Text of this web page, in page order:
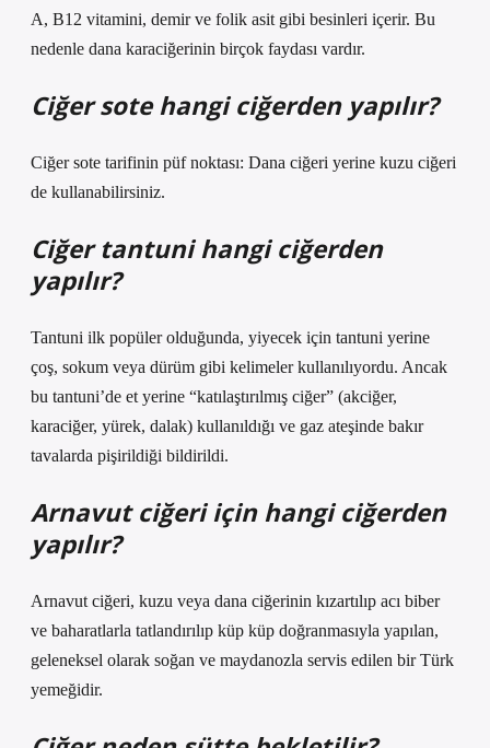
A, B12 vitamini, demir ve folik asit gibi besinleri içerir. Bu
nedenle dana karaciğerinin birçok faydası vardır.
Ciğer sote hangi ciğerden yapılır?
Ciğer sote tarifinin püf noktası: Dana ciğeri yerine kuzu ciğeri
de kullanabilirsiniz.
Ciğer tantuni hangi ciğerden
yapılır?
Tantuni ilk popüler olduğunda, yiyecek için tantuni yerine
çoş, sokum veya dürüm gibi kelimeler kullanılıyordu. Ancak
bu tantuni’de et yerine “katılaştırılmış ciğer” (akciğer,
karaciğer, yürek, dalak) kullanıldığı ve gaz ateşinde bakır
tavalarda pişirildiği bildirildi.
Arnavut ciğeri için hangi ciğerden
yapılır?
Arnavut ciğeri, kuzu veya dana ciğerinin kızartılıp acı biber
ve baharatlarla tatlandırılıp küp küp doğranmasıyla yapılan,
geleneksel olarak soğan ve maydanozla servis edilen bir Türk
yemeğidir.